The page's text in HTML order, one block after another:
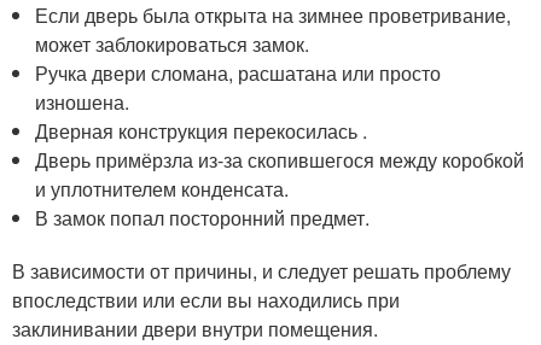
Если дверь была открыта на зимнее проветривание,
может заблокироваться замок.
Ручка двери сломана, расшатана или просто
изношена.
Дверная конструкция перекосилась .
Дверь примёрзла из-за скопившегося между коробкой
и уплотнителем конденсата.
В замок попал посторонний предмет.
В зависимости от причины, и следует решать проблему
впоследствии или если вы находились при
заклинивании двери внутри помещения.